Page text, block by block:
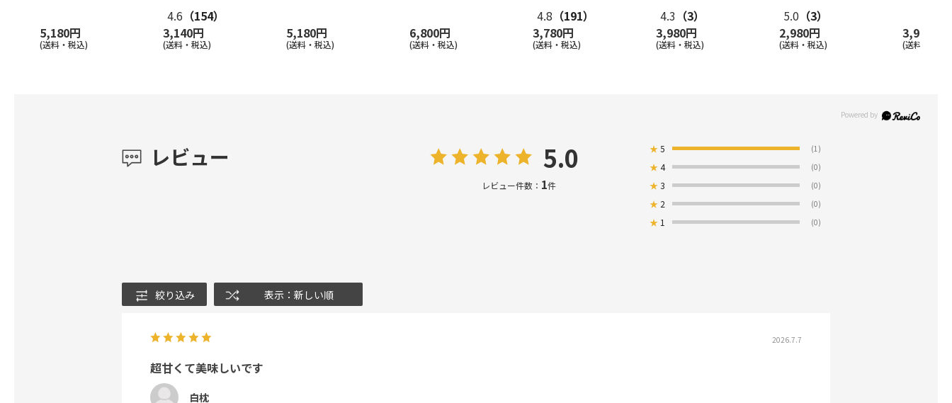
5,180円
(送料・税込)
4.6 （154）
3,140円
(送料・税込)
5,180円
(送料・税込)
6,800円
(送料・税込)
4.8 （191）
3,780円
(送料・税込)
4.3 （3）
3,980円
(送料・税込)
5.0 （3）
2,980円
(送料・税込)
3,980円
(送料・税込)
レビュー 5.0
レビュー件数： 1件
★5 (1)
★4 (0)
★3 (0)
★ 2 (0)
★ 1 (0)
絞り込み 表示：新しい順
2026.7.7
超甘くて美味しいです
白枕